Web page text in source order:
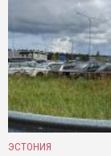
ЭСТОНИЯ